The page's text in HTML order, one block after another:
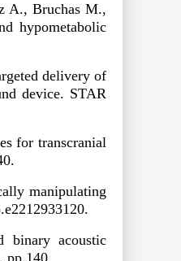
A., Bruchas M.,
hypometabolic
delivery of
device. STAR
for transcranial
manipulating
binary acoustic
pp.140.